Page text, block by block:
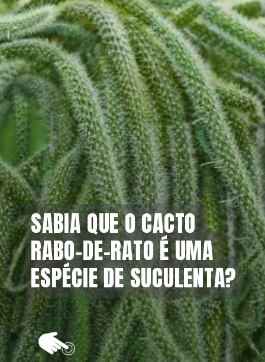
SABIA QUE O CACTO
RABO-DE-RATO É UMA
ESPÉCIE DE SUCULENTA?
SABIA QUE O CACTO
RABO-DE-RATO É UMA
ESPÉCIE DE SUCULENTA?